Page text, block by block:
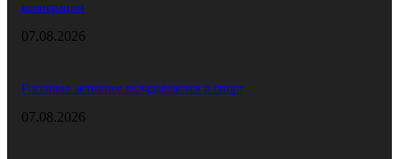
кооперации
07.08.2026
Россияне активнее вкладываются в спорт
07.08.2026